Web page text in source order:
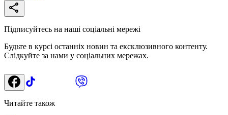
Підписуйтесь на наші соціальні мережі
Будьте в курсі останніх новин та ексклюзивного контенту.
Слідкуйте за нами у соціальних мережах.
Читайте також